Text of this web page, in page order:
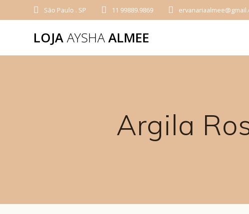
São Paulo . SP 11 99889.9869
LOJA AYSHAALMEE
Argila